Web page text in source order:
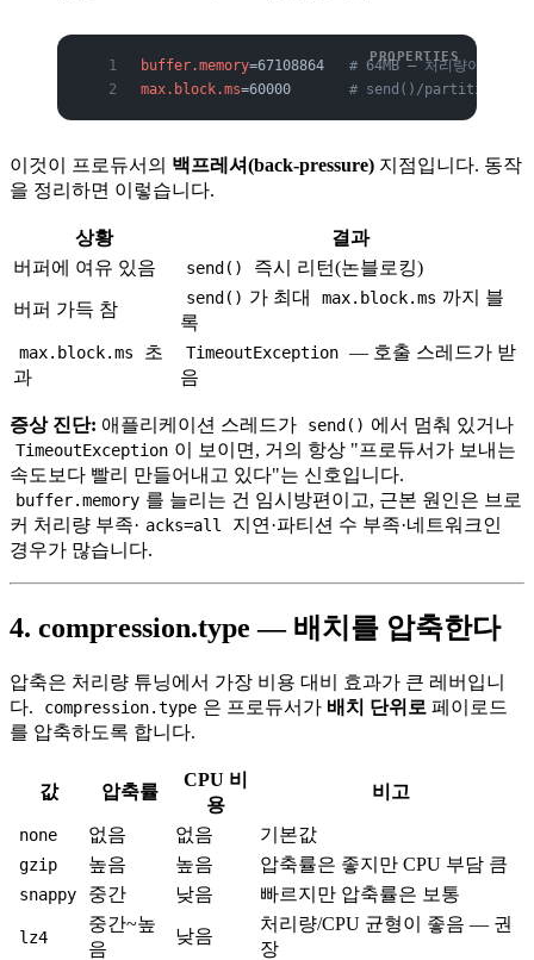
buffer.memory=67108864 # 64MB — 처리량이 높거
max.block.ms=60000 # send()/
이것이 프로듀서의 백프레셔(back-pressure) 지점입니다. 동작
을 정리하면 이렇습니다.
상황
결과
버퍼에 여유 있음
send() 즉시 리턴(논블로킹)
버퍼 가득 참
send() 가 최대 max.block.ms 까지 블
록
max.block.ms
초
과
TimeoutException — 호출 스레드가 받
음
증상 진단: 애플리케이션 스레드가 send() 에서 멈춰 있거나
TimeoutException 이 보이면, 거의 항상 "프로듀서가 보내는
속도보다 빨리 만들어내고 있다"는 신호입니다.
buffer.memory 를 늘리는 건 임시방편이고, 근본 원인은 브로
커 처리량 부족· acks=all
지연·파티션 수 부족·네트워크인
경우가 많습니다.
4. compression.type — 배치를 압축한다
압축은 처리량 튜닝에서 가장 비용 대비 효과가 큰 레버입니
다.
compression.type 은 프로듀서가 배치 단위로 페이로드
를 압축하도록 합니다.
값 압축률
CPU 비
용
비고
none 없음 없음 기본값
gzip 높음 높음 압축률은 좋지만 CPU 부담 큼
snappy 중간 낮음 빠르지만 압축률은 보통
lz4
중간~높
음
낮음
처리량/CPU 균형이 좋음 — 권
장